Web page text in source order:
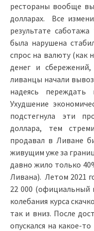
рестораны вообще
долларах. Все
результате
была нарушена
спрос на валюту (как
денег и
ливанцы начали
надеясь переждать
Ухудшение
подстегнула эти
доллара, тем
продавал в Ливане
живущим уже за
давно жило только
Ливана). Летом 2021
22 000 (официальный
колебания курса
так и вниз. После
опускался на какое-